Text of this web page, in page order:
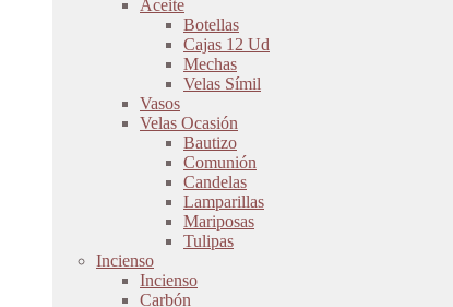
Aceite
Botellas
Cajas 12 Ud
Mechas
Velas Símil
Vasos
Velas Ocasión
Bautizo
Comunión
Candelas
Lamparillas
Mariposas
Tulipas
Incienso
Incienso
Carbón